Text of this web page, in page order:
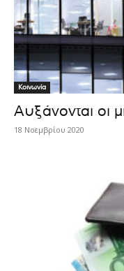
Κοινωνία
Αυξάνονται οι
18 Νοεμβρίου 2020